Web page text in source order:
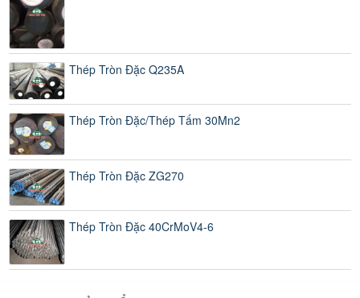
Thép Tròn Đặc Q235A
Thép Tròn Đặc/Thép Tấm 30Mn2
Thép Tròn Đặc ZG270
Thép Tròn Đặc 40CrMoV4-6